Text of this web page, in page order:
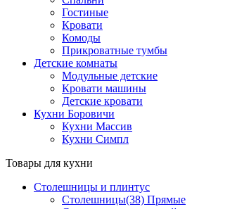
Гостиные
Кровати
Комоды
Прикроватные тумбы
Детские комнаты
Модульные детские
Кровати машины
Детские кровати
Кухни Боровичи
Кухни Массив
Кухни Симпл
Товары для кухни
Столешницы и плинтус
Столешницы(38) Прямые